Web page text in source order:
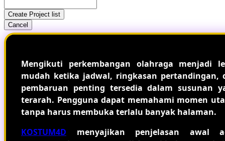
Create Project list
Cancel
Mengikuti perkembangan olahraga menjadi
mudah ketika jadwal, ringkasan pertandingan,
pembaruan penting tersedia dalam susunan
terarah. Pengguna dapat memahami momen
tanpa harus membuka terlalu banyak halaman.
KOSTUM4D menyajikan penjelasan awal